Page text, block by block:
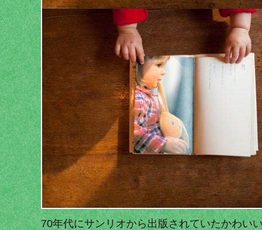
70年代にサンリオから出版されていたかわい